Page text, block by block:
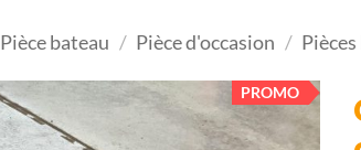
Pièce bateau / Pièce d'occasion /
PROMO